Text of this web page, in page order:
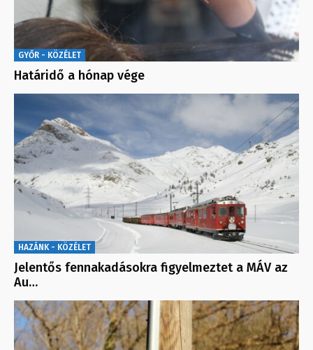
GYŐR - KÖZÉLET
Határidő a hónap vége
HAZÁNK - KÖZÉLET
Jelentős fennakadásokra figyelmeztet a MÁV az
Au…